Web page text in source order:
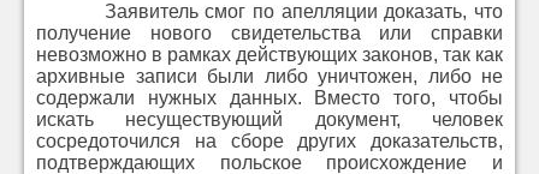
Заявитель смог по апелляции доказать, что
получение нового свидетельства или справки
невозможно в рамках действующих законов, так как
архивные записи были либо уничтожен, либо не
содержали нужных данных. Вместо того, чтобы
искать несуществующий документ, человек
сосредоточился на сборе других доказательств,
подтверждающих польское происхождение и